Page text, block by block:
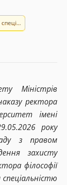
Міністрів
ректора
імені
року
з правом
захисту
філософії